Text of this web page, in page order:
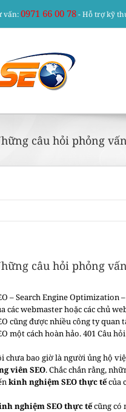
vấn:0971 66 00 78- Hỗ trợ kỹ
câu hỏi phỏng
câu hỏi phỏng
– Search Engine
các webmaster hoặc các chủ
cũng được nhiều công ty
một cách hoàn hảo. 401 Câu
chưa bao giờ là người ủng hộ
viên SEO. Chắc chắn rằng,
kinh nghiệm SEO thực tếcủa
nghiệm SEO thực tếcũng có